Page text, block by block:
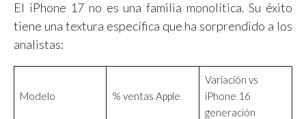
El iPhone 17 no es una familia monolítica. Su éxito
tiene una textura específica que ha sorprendido a los
analistas:
Modelo % ventas Apple
Variación vs
iPhone 16
generación